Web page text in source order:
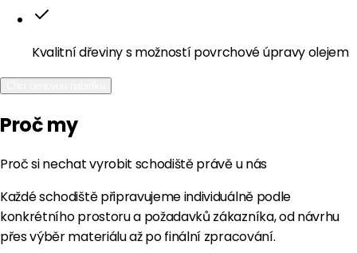
Kvalitní dřeviny s možností povrchové úpravy olejem
Proč my
Proč si nechat vyrobit schodiště právě u nás
Každé schodiště připravujeme individuálně podle
konkrétního prostoru a požadavků zákazníka, od návrhu
přes výběr materiálu až po finální zpracování.